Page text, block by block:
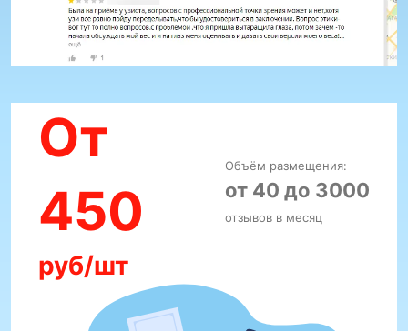
От
450
руб/шт
Объём размещения:
от 40 до 3000
отзывов в месяц